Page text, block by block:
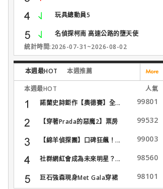
玩具總動員5
名偵探柯南 高速公路的墮天使
統計時間:2026-07-31~2026-08-02
本週最HOT 本週推薦
本週最HOT
人氣
諾蘭史詩鉅作【奧德賽】全...
99801
【穿著Prada的惡魔2】票房
99532
【綿羊偵探團】口碑狂飆！... 99003
社群網紅會成為未來明星？... 98560
巨石強森現身Met Gala穿裙
98101